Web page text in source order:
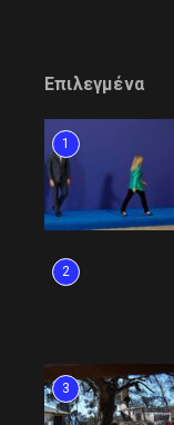
Επιλεγμένα
1
2
3